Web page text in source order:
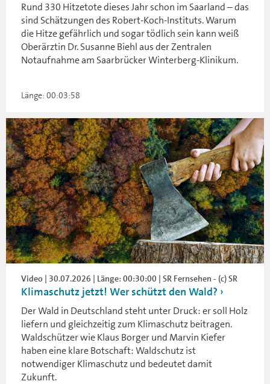
Rund 330 Hitzetote dieses Jahr schon im Saarland – das
sind Schätzungen des Robert-Koch-Instituts. Warum
die Hitze gefährlich und sogar tödlich sein kann weiß
Oberärztin Dr. Susanne Biehl aus der Zentralen
Notaufnahme am Saarbrücker Winterberg-Klinikum.
Länge: 00:03:58
Video | 30.07.2026 | Länge: 00:30:00 | SR Fernsehen - (c) SR
Klimaschutz jetzt! Wer schützt den Wald?
Der Wald in Deutschland steht unter Druck: er soll Holz
liefern und gleichzeitig zum Klimaschutz beitragen.
Waldschützer wie Klaus Borger und Marvin Kiefer
haben eine klare Botschaft: Waldschutz ist
notwendiger Klimaschutz und bedeutet damit
Zukunft.